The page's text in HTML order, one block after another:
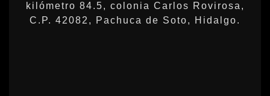
kilómetro 84.5, colonia Carlos Rovirosa,
C.P. 42082, Pachuca de Soto, Hidalgo.